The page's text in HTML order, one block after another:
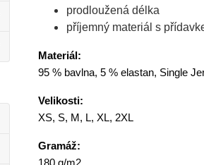
prodloužená délka
příjemný materiál s
Materiál:
95 % bavlna, 5 % elastan, Single
Velikosti:
XS, S, M, L, XL, 2XL
Gramáž:
180 g/m2